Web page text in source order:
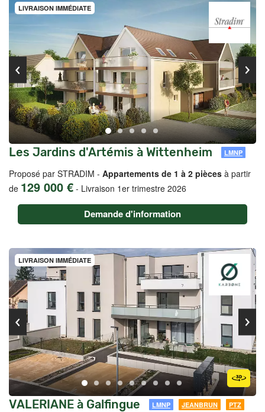
LIVRAISON IMMÉDIATE
Les Jardins d'Artémis à Wittenheim LMNP
Proposé par STRADIM - Appartements de 1 à 2 pièces à partir
de 129 000 € - Livraison 1er trimestre 2026
Demande d'information
LIVRAISON IMMÉDIATE
VALERIANE à Galfingue LMNP JEANBRUN PTZ